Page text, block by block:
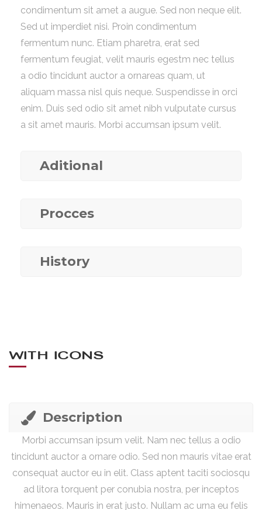
condimentum sit amet a augue. Sed non neque elit.
Sed ut imperdiet nisi. Proin condimentum
fermentum nunc. Etiam pharetra, erat sed
fermentum feugiat, velit mauris egestm nec tellus
a odio tincidunt auctor a ornareas quam, ut
aliquam massa nisl quis neque. Suspendisse in orci
enim. Duis sed odio sit amet nibh vulputate cursus
a sit amet mauris. Morbi accumsan ipsum velit.
Aditional
Procces
History
WITH ICONS
Description
Morbi accumsan ipsum velit. Nam nec tellus a odio
tincidunt auctor a ornare odio. Sed non mauris vitae erat
consequat auctor eu in elit. Class aptent taciti sociosqu
ad litora torquent per conubia nostra, per inceptos
himenaeos. Mauris in erat justo. Nullam ac urna eu felis